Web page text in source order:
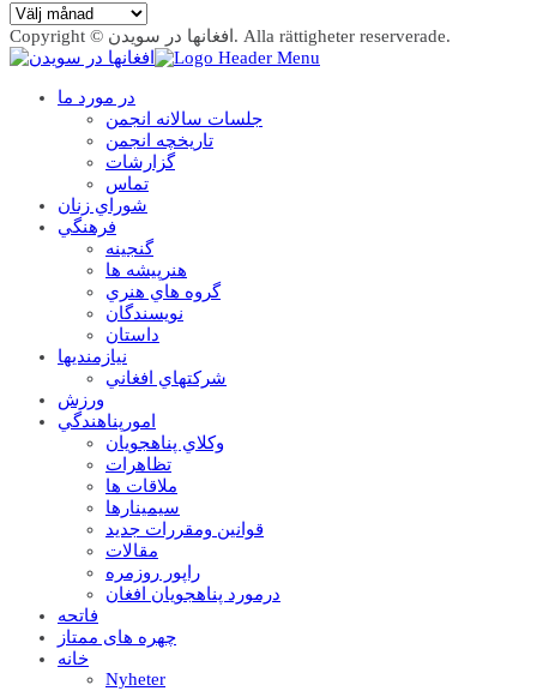
Arkiv
Copyright © افغانها در سویدن. Alla rättigheter reserverade.
در مورد ما
جلسات سالانه انجمن
تاریخچه انجمن
گزارشات
تماس
شوراي زنان
فرهنگي
گنجينه
هنرپيشه ها
گروه هاي هنري
نويسندگان
داستان
نيازمنديها
شرکتهاي افغاني
ورزش
امورپناهندگي
وکلاي پناهجويان
تظاهرات
ملاقات ها
سيمينارها
قوانين ومقررات جديد
مقالات
راپور روزمره
درمورد پناهجويان افغان
فاتحه
چهره های ممتاز
خانه
Nyheter